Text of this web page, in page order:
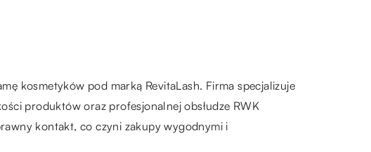
kosmetyków pod marką RevitaLash. Firma specjalizuje
produktów oraz profesjonalnej obsłudze RWK
kontakt, co czyni zakupy wygodnymi i